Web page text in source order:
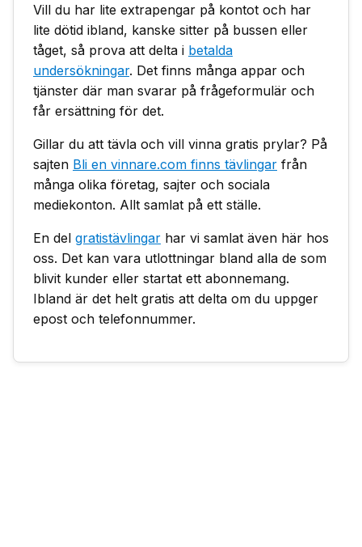
Vill du har lite extrapengar på kontot och har
lite dötid ibland, kanske sitter på bussen eller
tåget, så prova att delta i betalda
undersökningar. Det finns många appar och
tjänster där man svarar på frågeformulär och
får ersättning för det.
Gillar du att tävla och vill vinna gratis prylar? På
sajten Bli en vinnare.com finns tävlingar från
många olika företag, sajter och sociala
mediekonton. Allt samlat på ett ställe.
En del gratistävlingar har vi samlat även här hos
oss. Det kan vara utlottningar bland alla de som
blivit kunder eller startat ett abonnemang.
Ibland är det helt gratis att delta om du uppger
epost och telefonnummer.